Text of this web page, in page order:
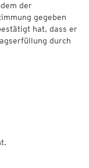
der
gegeben
hat, dass er
durch